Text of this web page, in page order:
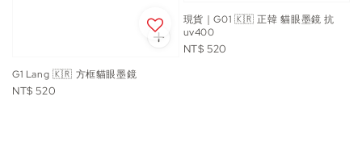
G1 Lang 🇰🇷 方框貓眼墨鏡
Regular
NT$ 520
現貨｜G01 🇰🇷 正韓 貓眼墨鏡 抗
uv400
Regular
NT$ 520